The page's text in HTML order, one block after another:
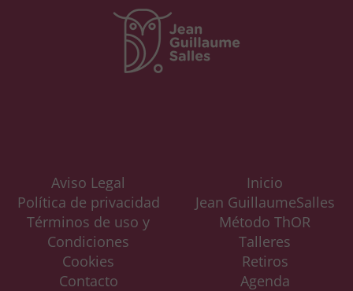
Aviso Legal
Política de privacidad
Términos de uso y
Condiciones
Cookies
Contacto
Inicio
Jean GuillaumeSalles
Método ThOR
Talleres
Retiros
Agenda